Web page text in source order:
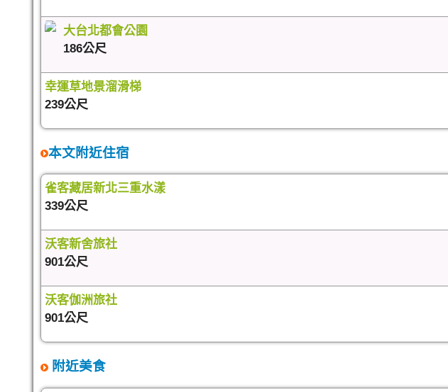
大台北都會公園
186公尺
幸運草地景溜滑梯
239公尺
本文附近住宿
雀客藏居新北三重水漾
339公尺
沃客新舍旅社
901公尺
沃客伽洲旅社
901公尺
附近美食